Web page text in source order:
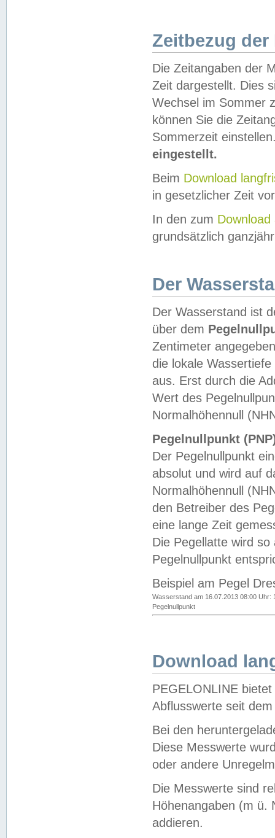
Zeitbezug der
Die Zeitangaben der
Zeit dargestellt. Dies
Wechsel im Sommer
können Sie die
Sommerzeit
eingestellt.
Beim Download
in gesetzlicher Zeit
In den zum Download
grundsätzlich
Der
Der Wasserstand ist
über dem
Zentimeter
die lokale
aus. Erst durch die
Wert des
Normalhöhennull
Pegelnullpunkt
Der Pegelnullpunkt
absolut und wird auf
Normalhöhennull
den Betreiber des
eine lange Zeit
Die Pegellatte wird
Pegelnullpunkt
Beispiel am Pegel
Wasserstand am 16.07.2013 08:00 Uhr:
Pegelnullpunkt
Download
PEGELONLINE
Abflusswerte seit
Bei den
Diese Messwerte
oder andere
Die Messwerte sind
Höhenangaben (m ü.
addieren.